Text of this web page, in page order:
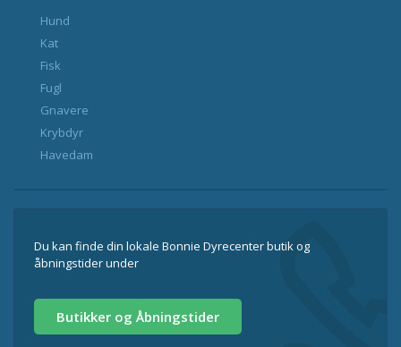
Hund
Kat
Fisk
Fugl
Gnavere
Krybdyr
Havedam
Du kan finde din lokale Bonnie Dyrecenter butik og
åbningstider under
Butikker og Åbningstider